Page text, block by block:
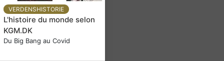
VERDENSHISTORIE
L'histoire du monde selon
KGM.DK
Du Big Bang au Covid